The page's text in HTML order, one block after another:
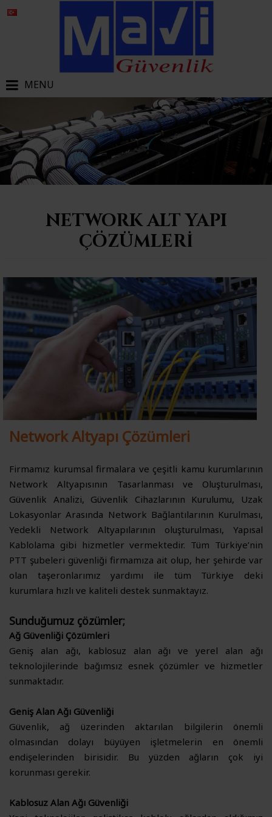
MENU
NETWORK ALT YAPI
ÇÖZÜMLERI
Network Altyapı Çözümleri
Firmamız kurumsal firmalara ve çeşitli kamu kurumlarının
Network Altyapısının Tasarlanması ve Oluşturulması,
Güvenlik Analizi, Güvenlik Cihazlarının Kurulumu, Uzak
Lokasyonlar Arasında Network Bağlantılarının Kurulması,
Yedekli Network Altyapılarının oluşturulması, Yapısal
Kablolama gibi hizmetler vermektedir. Tüm Türkiye’nin
PTT şubeleri güvenliği firmamıza ait olup, her şehirde var
olan taşeronlarımız yardımı ile tüm Türkiye deki
kurumlara hızlı ve kaliteli destek sunmaktayız.
Sunduğumuz çözümler;
Ağ Güvenliği Çözümleri
Geniş alan ağı, kablosuz alan ağı ve yerel alan ağı
teknolojilerinde bağımsız esnek çözümler ve hizmetler
sunmaktadır.
Geniş Alan Ağı Güvenliği
Güvenlik, ağ üzerinden aktarılan bilgilerin önemli
olmasından dolayı büyüyen işletmelerin en önemli
endişelerinden birisidir. Bu yüzden ağların çok iyi
korunması gerekir.
Kablosuz Alan Ağı Güvenliği